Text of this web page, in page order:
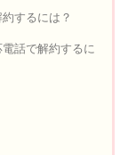
するには？
話で解約するに